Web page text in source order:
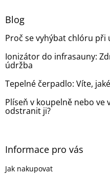
Blog
Proč se vyhýbat chlóru při
Ionizátor do infrasauny:
údržba
Tepelné čerpadlo: Víte,
Plíseň v koupelně nebo ve
odstranit ji?
Informace pro vás
Jak nakupovat